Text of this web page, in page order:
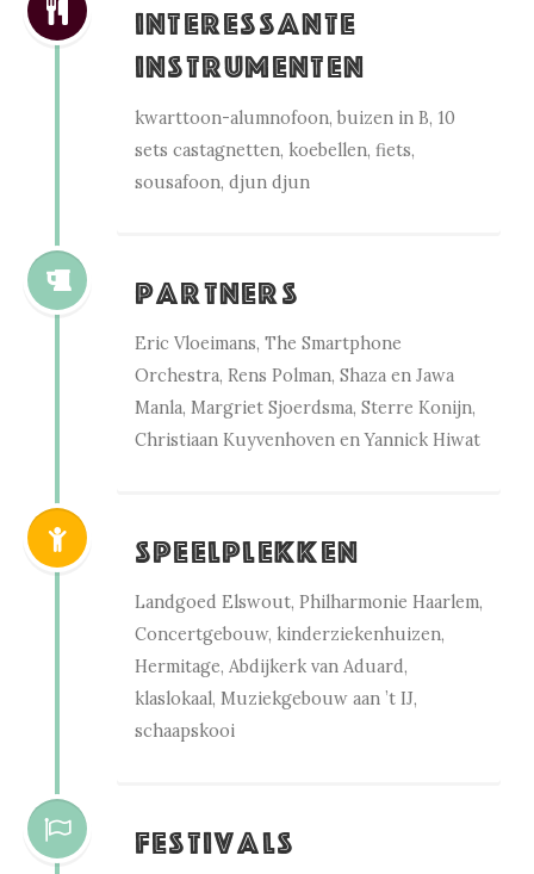
Interessante
instrumenten
kwarttoon-alumnofoon, buizen in B, 10
sets castagnetten, koebellen, fiets,
sousafoon, djun djun
Partners
Eric Vloeimans, The Smartphone
Orchestra, Rens Polman, Shaza en Jawa
Manla, Margriet Sjoerdsma, Sterre Konijn,
Christiaan Kuyvenhoven en Yannick Hiwat
Speelplekken
Landgoed Elswout, Philharmonie Haarlem,
Concertgebouw, kinderziekenhuizen,
Hermitage, Abdijkerk van Aduard,
klaslokaal, Muziekgebouw aan ’t IJ,
schaapskooi
Festivals